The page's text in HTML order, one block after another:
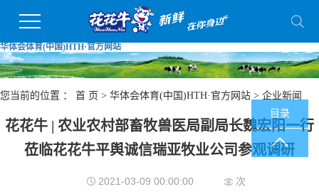
华体会体育(中国)HTH·官方网站
您当前的位置 ： 首 页 > 华体会体育(中国)HTH·官方网站 > 企业新闻
花花牛 | 农业农村部畜牧兽医局副局长魏宏阳一行
莅临花花牛平舆诚信瑞亚牧业公司参观调研
2021-03-09 00:00:00 次
目录